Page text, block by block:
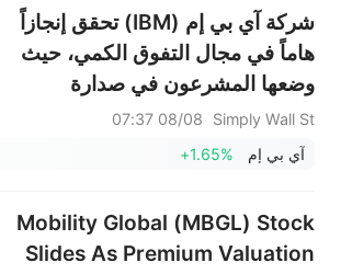
شركة آي بي إم (IBM) تحقق إنجازاً
هاماً في مجال التفوق الكمي، حيث
وضعها المشرعون في صدارة
اهتماماتهم.
Simply Wall St
08/08 07:37
آي بي إم
+1.65%
Mobility Global (MBGL) Stock
Slides As Premium Valuation